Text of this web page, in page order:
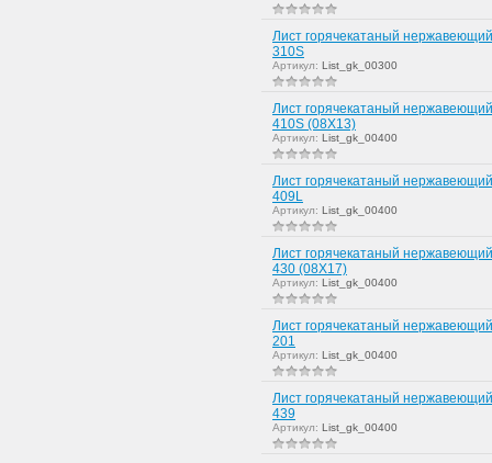
Лист горячекатаный
310S
Артикул: List_gk_00300
Лист горячекатаный
410S (08Х13)
Артикул: List_gk_00400
Лист горячекатаный
409L
Артикул: List_gk_00400
Лист горячекатаный
430 (08Х17)
Артикул: List_gk_00400
Лист горячекатаный
201
Артикул: List_gk_00400
Лист горячекатаный
439
Артикул: List_gk_00400